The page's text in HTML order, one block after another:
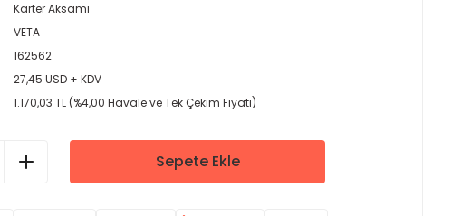
Karter Aksamı
VETA
162562
27,45 USD + KDV
1.170,03 TL (%4,00 Havale ve Tek Çekim Fiyatı)
Sepete Ekle